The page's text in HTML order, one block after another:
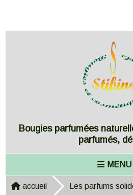
Bougies parfumées
parfumés,
MENU
accueil Les parfums